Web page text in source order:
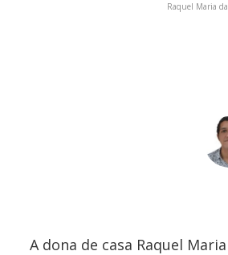
Raquel Maria
A dona de casa Raquel